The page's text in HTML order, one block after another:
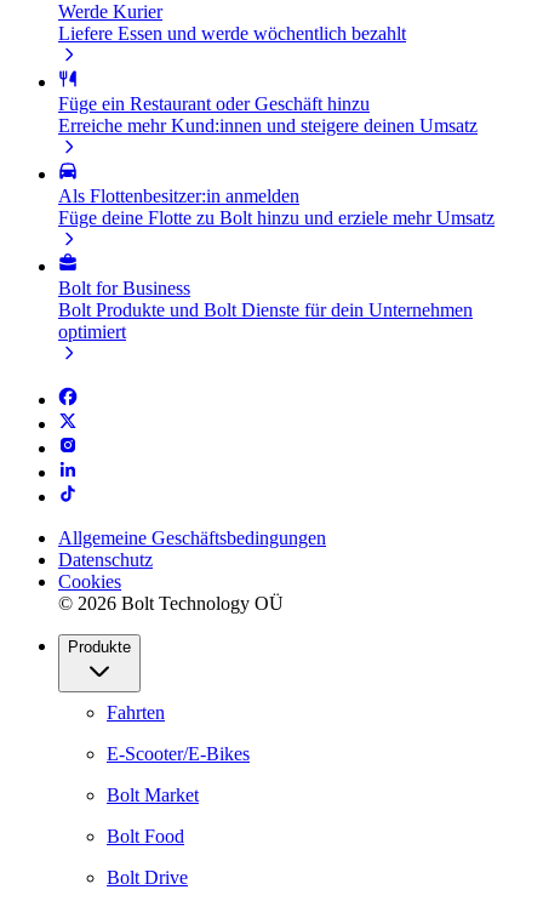
Werde Kurier
Liefere Essen und werde wöchentlich bezahlt
Füge ein Restaurant oder Geschäft hinzu
Erreiche mehr Kund:innen und steigere deinen Umsatz
Als Flottenbesitzer:in anmelden
Füge deine Flotte zu Bolt hinzu und erziele mehr Umsatz
Bolt for Business
Bolt Produkte und Bolt Dienste für dein Unternehmen
optimiert
Allgemeine Geschäftsbedingungen
Datenschutz
Cookies
© 2026 Bolt Technology OÜ
Produkte
Fahrten
E-Scooter/E-Bikes
Bolt Market
Bolt Food
Bolt Drive